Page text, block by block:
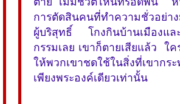
การตัดสินคนที่ทำความชั่วอย่า
ผู้บริสุทธิ์ โกงกินบ้านเมืองแล
กรรมเลย เขาก็ตายเสียแล้ว ใ
ให้พวกเขาชดใช้ในสิ่งที่เขาก
เพียงพระองค์เดียวเท่านั้น